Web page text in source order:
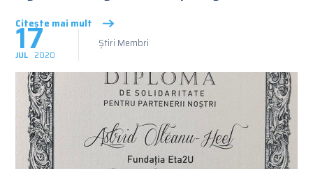
Citește mai mult
17
JUL 2020
Știri Membri